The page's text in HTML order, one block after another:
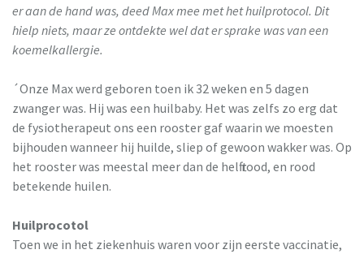
er aan de hand was, deed Max mee met het huilprotocol. Dit
hielp niets, maar ze ontdekte wel dat er sprake was van een
koemelkallergie.
´Onze Max werd geboren toen ik 32 weken en 5 dagen
zwanger was. Hij was een huilbaby. Het was zelfs zo erg dat
de fysiotherapeut ons een rooster gaf waarin we moesten
bijhouden wanneer hij huilde, sliep of gewoon wakker was. Op
het rooster was meestal meer dan de helft rood, en rood
betekende huilen.
Huilprocotol
Toen we in het ziekenhuis waren voor zijn eerste vaccinatie,